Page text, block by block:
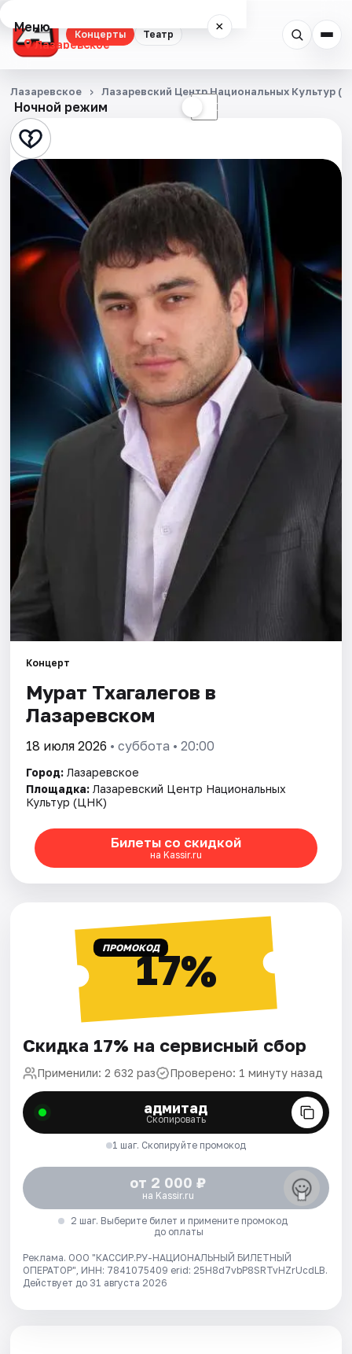
Концерты Театр
Меню ×
Лазаревское
Концерты
Театр
События
Города
Площадки
Артисты
Рейтинги
Ночной режим ☾
Лазаревское Лазаревский Центр Национальных Культур
Концерт
Мурат Тхагалегов в
Лазаревском
18 июля 2026 • суббота • 20:00
Город: Лазаревское
Площадка: Лазаревский Центр Национальных
Культур (ЦНК)
Билеты со скидкой
на Kassir.ru
ПРОМОКОД17%
Скидка 17% на сервисный сбор
Применили: 2 632 раз Проверено: 1 минуту назад
адмитад
Скопировать
1 шаг. Скопируйте промокод
от 2 000 ₽
на Kassir.ru
2 шаг. Выберите билет и примените промокод
до оплаты
Реклама. ООО "КАССИР.РУ-НАЦИОНАЛЬНЫЙ БИЛЕТНЫЙ
ОПЕРАТОР", ИНН: 7841075409 erid: 25H8d7vbP8SRTvHZrUcdLB.
Действует до 31 августа 2026